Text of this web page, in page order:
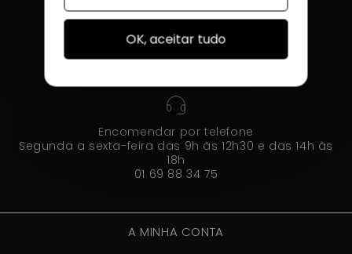
Preços imbatíveis na concorrência
30% mais barato do que a concorrência
Encomendar por telefone
Segunda a sexta-feira das 9h às 12h30 e das 14h às
18h
01 69 88 34 75
A MINHA CONTA
OK, aceitar tudo